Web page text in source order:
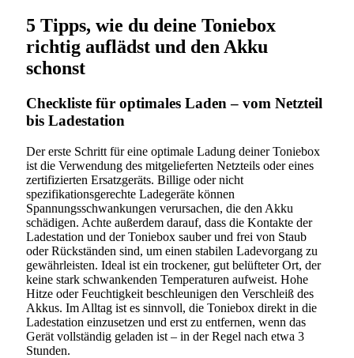
5 Tipps, wie du deine Toniebox
richtig auflädst und den Akku
schonst
Checkliste für optimales Laden – vom Netzteil
bis Ladestation
Der erste Schritt für eine optimale Ladung deiner Toniebox
ist die Verwendung des mitgelieferten Netzteils oder eines
zertifizierten Ersatzgeräts. Billige oder nicht
spezifikationsgerechte Ladegeräte können
Spannungsschwankungen verursachen, die den Akku
schädigen. Achte außerdem darauf, dass die Kontakte der
Ladestation und der Toniebox sauber und frei von Staub
oder Rückständen sind, um einen stabilen Ladevorgang zu
gewährleisten. Ideal ist ein trockener, gut belüfteter Ort, der
keine stark schwankenden Temperaturen aufweist. Hohe
Hitze oder Feuchtigkeit beschleunigen den Verschleiß des
Akkus. Im Alltag ist es sinnvoll, die Toniebox direkt in die
Ladestation einzusetzen und erst zu entfernen, wenn das
Gerät vollständig geladen ist – in der Regel nach etwa 3
Stunden.